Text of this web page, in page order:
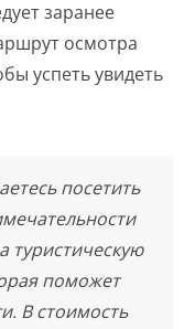
заранее
осмотра
успеть увидеть
посетить
туристическую
поможет
В стоимость